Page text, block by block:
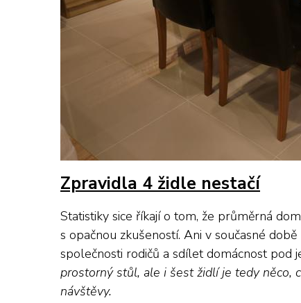
Zpravidla 4 židle nestačí
Statistiky sice říkají o tom, že průměrná
s opačnou zkušeností. Ani v současné
společnosti rodičů a sdílet domácnost pod
prostorný stůl, ale i šest židlí je tedy něco,
návštěvy.